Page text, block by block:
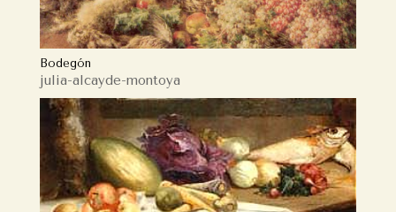
Bodegón
julia-alcayde-montoya